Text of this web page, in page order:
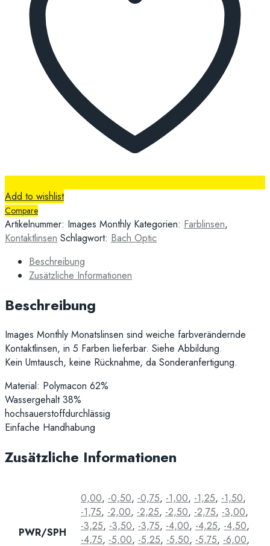
Add to wishlist
Compare
Artikelnummer: Images Monthly Kategorien: Farblinsen,
Kontaktlinsen Schlagwort: Bach Optic
Beschreibung
Zusätzliche Informationen
Beschreibung
Images Monthly Monatslinsen sind weiche farbverändernde
Kontaktlinsen, in 5 Farben lieferbar. Siehe Abbildung.
Kein Umtausch, keine Rücknahme, da Sonderanfertigung.
Material: Polymacon 62%
Wassergehalt 38%
hochsauerstoffdurchlässig
Einfache Handhabung
Zusätzliche Informationen
PWR/SPH
0,00, -0,50, -0,75, -1,00, -1,25, -1,50,
-1,75, -2,00, -2,25, -2,50, -2,75, -3,00,
-3,25, -3,50, -3,75, -4,00, -4,25, -4,50,
-4,75, -5,00, -5,25, -5,50, -5,75, -6,00,